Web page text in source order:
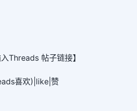
Threads 帖子链接】
喜欢)|like|赞